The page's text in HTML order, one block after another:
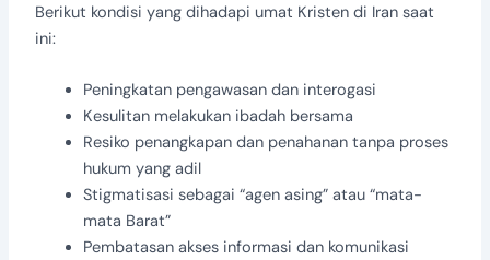
Berikut kondisi yang dihadapi umat Kristen di Iran saat
ini:
Peningkatan pengawasan dan interogasi
Kesulitan melakukan ibadah bersama
Resiko penangkapan dan penahanan tanpa proses
hukum yang adil
Stigmatisasi sebagai “agen asing” atau “mata-
mata Barat”
Pembatasan akses informasi dan komunikasi